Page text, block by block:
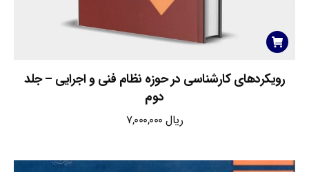
رویکردهای کارشناسی در حوزه نظام فنی و اجرایی – جلد
دوم
ریال